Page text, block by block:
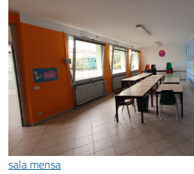
sala mensa